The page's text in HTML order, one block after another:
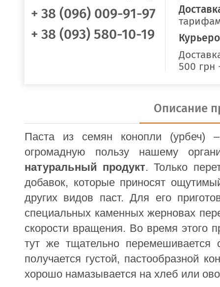
+ 38 (096) 009-91-97
+ 38 (093) 580-10-19
500
Описание
Паста из семян конопли (урбеч)
огромадную пользу нашему
натуральный продукт. Только
добавок, которые приносят
других видов паст. Для его
специальных каменных жерновах
скорости вращения. Во время этого
тут же тщательно
получается густой, пастообразной
хорошо намазывается на хлеб или